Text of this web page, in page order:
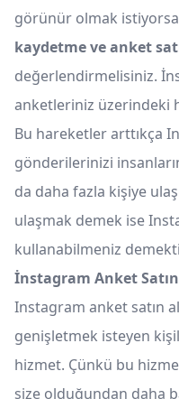
görünür olmak
kaydetme ve anket
değerlendirmelisiniz.
anketleriniz üzerindeki
Bu hareketler arttıkça
gönderilerinizi
da daha fazla kişiye
ulaşmak demek ise
kullanabilmeniz
İnstagram Anket Satın
Instagram anket satın
genişletmek isteyen
hizmet. Çünkü bu
size olduğundan daha